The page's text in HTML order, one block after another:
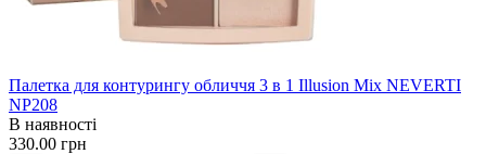
Палетка для контурингу обличчя 3 в 1 Illusion Mix NEVERTI
NP208
В наявності
330.00 грн